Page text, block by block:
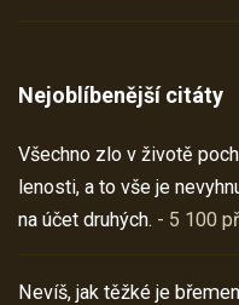
Nejoblíbenější citáty
Všechno zlo v životě
lenosti, a to vše je
na účet druhých. - 5 100
Nevíš, jak těžké je